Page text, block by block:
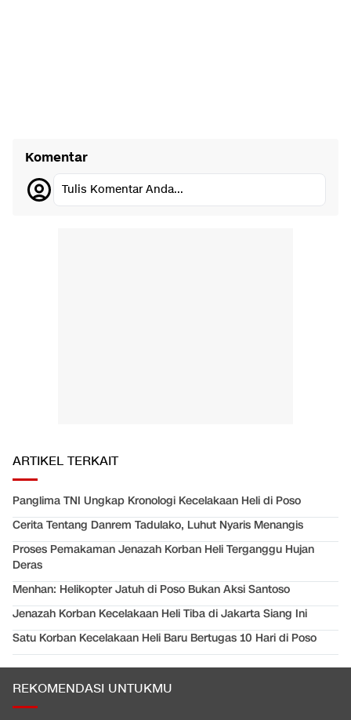
Komentar
Tulis Komentar Anda...
ARTIKEL TERKAIT
Panglima TNI Ungkap Kronologi Kecelakaan Heli di Poso
Cerita Tentang Danrem Tadulako, Luhut Nyaris Menangis
Proses Pemakaman Jenazah Korban Heli Terganggu Hujan
Deras
Menhan: Helikopter Jatuh di Poso Bukan Aksi Santoso
Jenazah Korban Kecelakaan Heli Tiba di Jakarta Siang Ini
Satu Korban Kecelakaan Heli Baru Bertugas 10 Hari di Poso
REKOMENDASI UNTUKMU